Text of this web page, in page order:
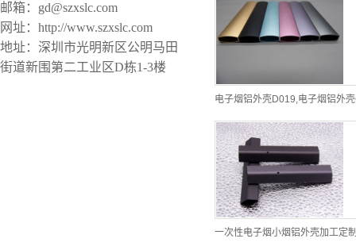
邮箱：gd@szxslc.com
网址：http://www.szxslc.com
地址：深圳市光明新区公明马田
街道新围第二工业区D栋1-3楼
电子烟铝外壳D019,电子烟铝外
一次性电子烟小烟铝外壳加工定